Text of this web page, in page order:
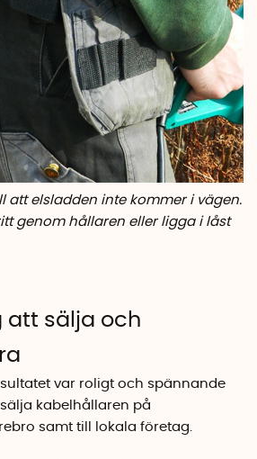
att elsladden inte kommer i vägen.
genom hållaren eller ligga i låst
att sälja och
var roligt och spännande
kabelhållaren på
samt till lokala företag.